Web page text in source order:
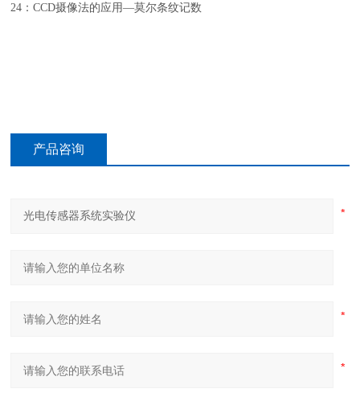
24：CCD摄像法的应用—莫尔条纹记数
产品咨询